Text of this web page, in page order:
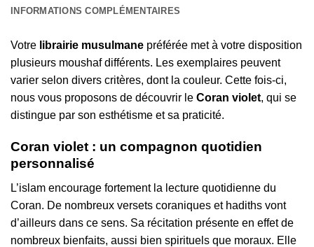
INFORMATIONS COMPLÉMENTAIRES
Votre librairie musulmane préférée met à votre disposition
plusieurs moushaf différents. Les exemplaires peuvent
varier selon divers critères, dont la couleur. Cette fois-ci,
nous vous proposons de découvrir le Coran violet, qui se
distingue par son esthétisme et sa praticité.
Coran violet : un compagnon quotidien
personnalisé
L’islam encourage fortement la lecture quotidienne du
Coran. De nombreux versets coraniques et hadiths vont
d’ailleurs dans ce sens. Sa récitation présente en effet de
nombreux bienfaits, aussi bien spirituels que moraux. Elle